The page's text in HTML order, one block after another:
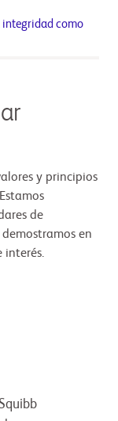
integridad como
y principios
de
en
interés.